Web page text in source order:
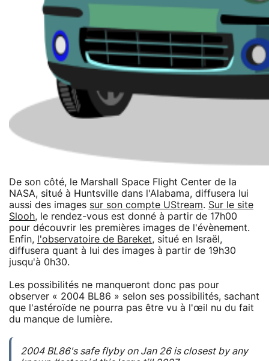
De son côté, le Marshall Space Flight Center de la
NASA, situé à Huntsville dans l'Alabama, diffusera lui
aussi des images sur son compte UStream. Sur le site
Slooh, le rendez-vous est donné à partir de 17h00
pour découvrir les premières images de l'évènement.
Enfin,
l'observatoire de Bareket, situé en Israël,
diffusera quant à lui des images à partir de 19h30
jusqu'à 0h30.
Les possibilités ne manqueront donc pas pour
observer « 2004 BL86 » selon ses possibilités, sachant
que l'astéroïde ne pourra pas être vu à l'œil nu du fait
du manque de lumière.
2004 BL86's safe flyby on Jan 26 is closest by any